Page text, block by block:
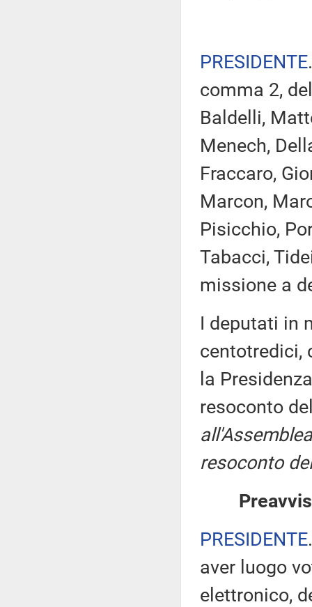
PRESIDENTE
comma 2,
Baldelli,
Menech,
Fraccaro,
Marcon,
Pisicchio,
Tabacci,
missione a
I deputati in
centotredici,
la
resoconto
resoconto
PRESIDENTE
aver luogo
elettronico,